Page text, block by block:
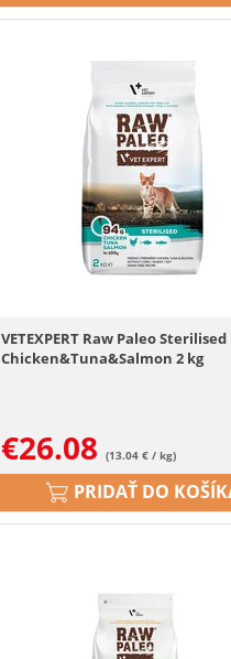
VETEXPERT Raw Paleo Sterilised
Chicken&Tuna&Salmon 2 kg
€26.08 (13.04 € / kg)
PRIDAŤ DO